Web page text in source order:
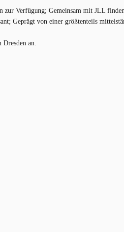
zur Verfügung; Gemeinsam mit JLL
Geprägt von einer größtenteils
Dresden an.